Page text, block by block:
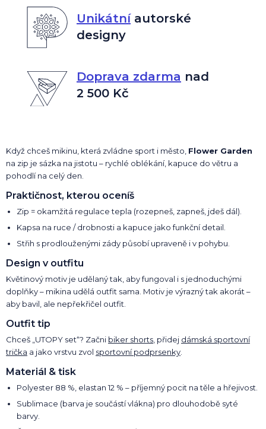
Unikátníautorské
designy
Doprava zdarma nad
2 500 Kč
Když chceš mikinu, která zvládne sport i město, Flower Garden
na zip je sázka na jistotu – rychlé oblékání, kapuce do větru a
pohodlí na celý den.
Praktičnost, kterou oceníš
Zip = okamžitá regulace tepla (rozepneš, zapneš, jdeš dál).
Kapsa na ruce / drobnosti a kapuce jako funkční detail.
Střih s prodlouženými zády působí upraveně i v pohybu.
Design v outfitu
Květinový motiv je udělaný tak, aby fungoval i s jednoduchými
doplňky – mikina udělá outfit sama. Motiv je výrazný tak akorát –
aby bavil, ale nepřekřičel outfit.
Outfit tip
Chceš „UTOPY set“? Začni biker shorts , přidej dámská sportovní
trička a jako vrstvu zvol sportovní podprsenky
Materiál & tisk
Polyester 88 %, elastan 12 % – příjemný pocit na těle a hřejivost.
Sublimace (barva je součástí vlákna) pro dlouhodobě syté
barvy.